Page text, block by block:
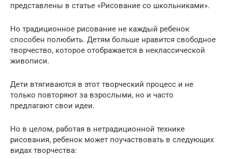
представлены в статье «Рисование со школьниками».
Но традиционное рисование не каждый ребенок
способен полюбить. Детям больше нравится свободное
творчество, которое отображается в неклассической
живописи.
Дети втягиваются в этот творческий процесс и не
только повторяют за взрослыми, но и часто
предлагают свои идеи.
Но в целом, работая в нетрадиционной технике
рисования, ребенок может поучаствовать в следующих
видах творчества: